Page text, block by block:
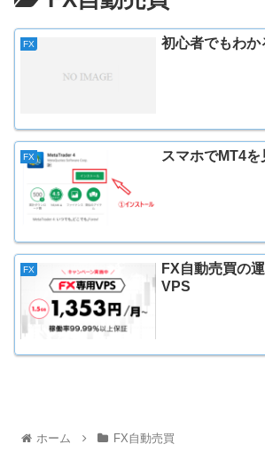
FX 初心者でもわ
FX スマホでMT4を
FX
FX自動売買の
VPS
ホーム FX自動売買